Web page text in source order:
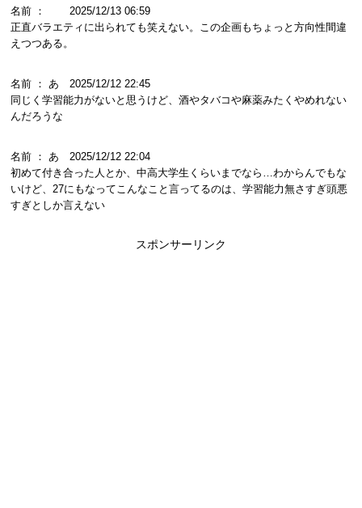
名前 ： 2025/12/13 06:59
正直バラエティに出られても笑えない。この企画もちょっと方向性間違
えつつある。
名前 ： あ 2025/12/12 22:45
同じく学習能力がないと思うけど、酒やタバコや麻薬みたくやめれない
んだろうな
名前 ： あ 2025/12/12 22:04
初めて付き合った人とか、中高大学生くらいまでなら…わからんでもな
いけど、27にもなってこんなこと言ってるのは、学習能力無さすぎ頭悪
すぎとしか言えない
スポンサーリンク